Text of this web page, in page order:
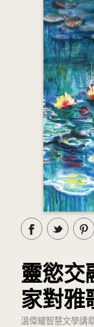
靈慾交
家對雅
溫偉耀智慧文學講